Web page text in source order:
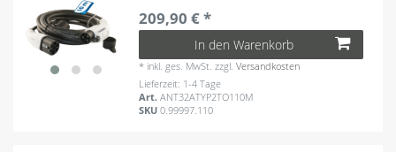
209,90 € *
In den Warenkorb
* inkl. ges. MwSt. zzgl.Versandkosten
Lieferzeit: 1-4 Tage
Art.ANT32ATYP2TO110M
SKU0.99997.110